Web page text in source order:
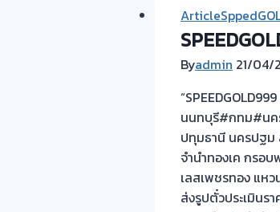
ทุก
ชนิด
ให้
ราคา
ดี!
Byadmin 21/04/
นนทบุรี#กทม#นค
ปทุมธานี นครปฐม
จำนำทองเค กรอบ
เลสเพชรทอง แห
ส่งรูปตั๋วประเมินร